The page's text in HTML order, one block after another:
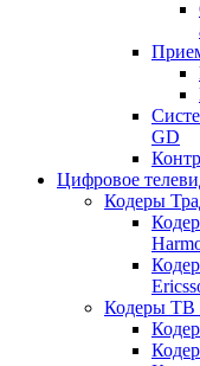
GD
Цифровое
Кодеры
Кодеры